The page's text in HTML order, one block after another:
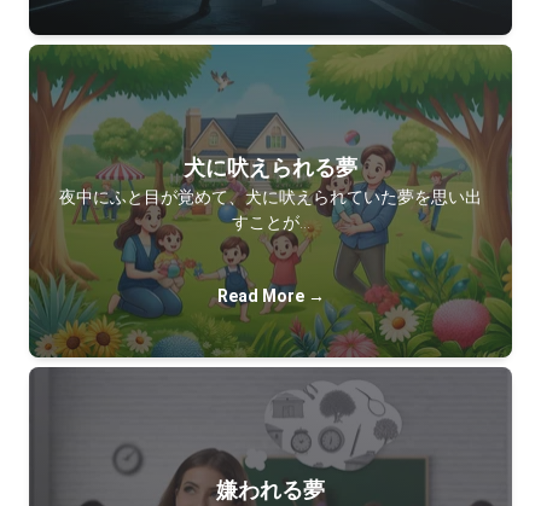
犬に吠えられる夢
夜中にふと目が覚めて、犬に吠えられていた夢を思い出
すことが…
Read More →
嫌われる夢